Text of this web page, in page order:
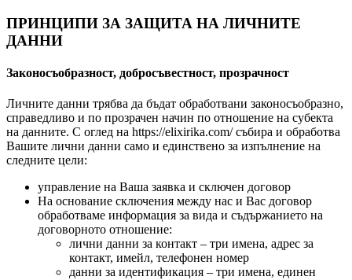
ПРИНЦИПИ ЗА ЗАЩИТА НА ЛИЧНИТЕ
ДАННИ
Законосъобразност, добросъвестност, прозрачност
Личните данни трябва да бъдат обработвани законосъобразно,
справедливо и по прозрачен начин по отношение на субекта
на данните. С оглед на https://elixirika.com/ събира и обработва
Вашите лични данни само и единствено за изпълнение на
следните цели:
управление на Ваша заявка и сключен договор
На основание сключения между нас и Вас договор
обработваме информация за вида и съдържанието на
договорното отношение:
лични данни за контакт – три имена, адрес за
контакт, имейл, телефонен номер
данни за идентификация – три имена, единен